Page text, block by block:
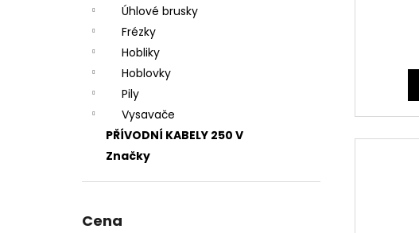
Úhlové brusky
Frézky
Hobliky
Hoblovky
Pily
Vysavače
PŘÍVODNÍ KABELY 250 V
Značky
Cena